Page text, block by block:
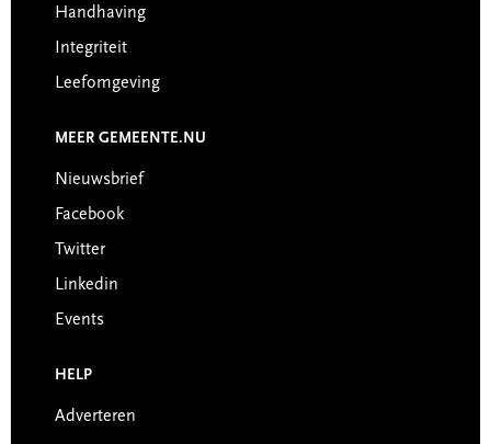
Handhaving
Integriteit
Leefomgeving
MEER GEMEENTE.NU
Nieuwsbrief
Facebook
Twitter
Linkedin
Events
HELP
Adverteren